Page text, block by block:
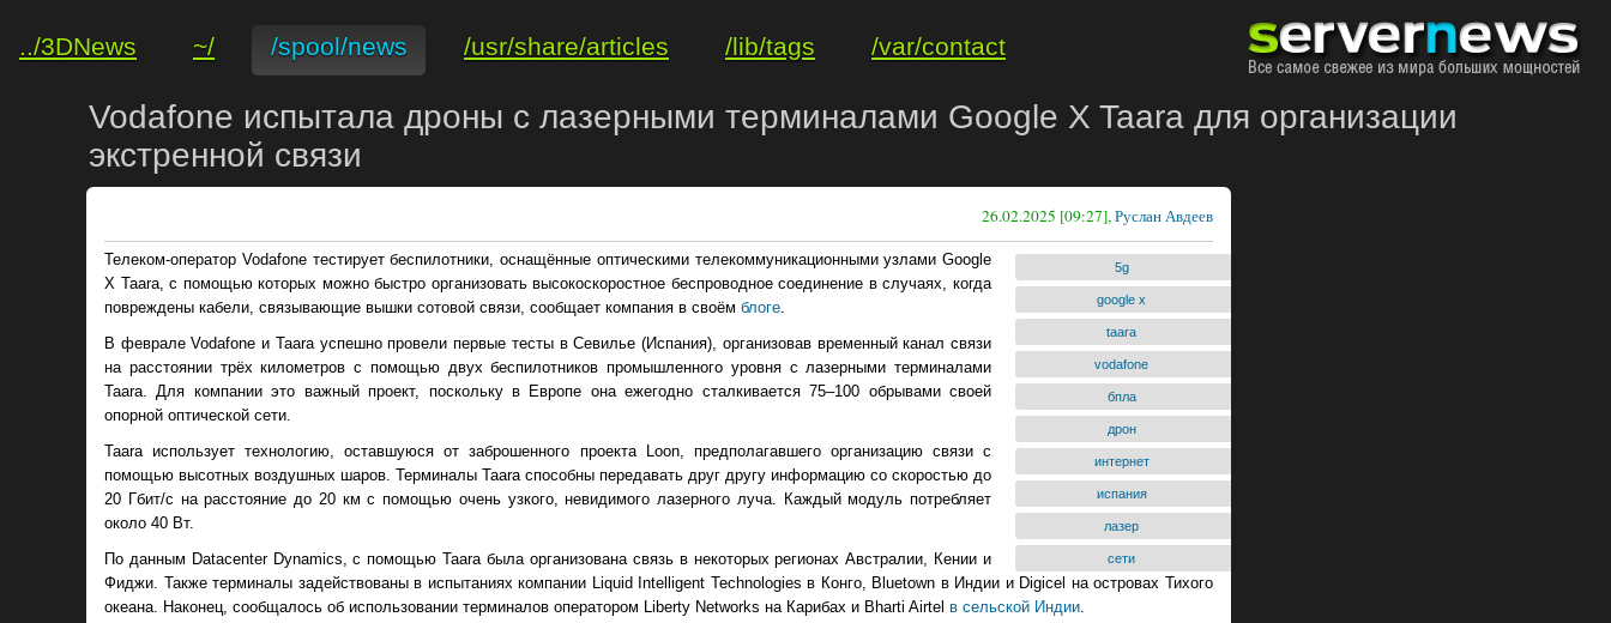
../3DNews ~/ /spool/news /usr/share/articles /lib/tags /var/contact
Vodafone испытала дроны с лазерными терминалами Google X Taara для организации
экстренной связи
26.02.2025 [09:27],Руслан Авдеев
5g
google x
taara
vodafone
бпла
дрон
интернет
испания
лазер
сети
Телеком-оператор Vodafone тестирует беспилотники, оснащённые оптическими телекоммуникационными узлами Google
X Taara, с помощью которых можно быстро организовать высокоскоростное беспроводное соединение в случаях, когда
повреждены кабели, связывающие вышки сотовой связи, сообщает компания в своём блоге.
В феврале Vodafone и Taara успешно провели первые тесты в Севилье (Испания), организовав временный канал связи
на расстоянии трёх километров с помощью двух беспилотников промышленного уровня с лазерными терминалами
Taara. Для компании это важный проект, поскольку в Европе она ежегодно сталкивается 75–100 обрывами своей
опорной оптической сети.
Taara использует технологию, оставшуюся от заброшенного проекта Loon, предполагавшего организацию связи с
помощью высотных воздушных шаров. Терминалы Taara способны передавать друг другу информацию со скоростью до
20 Гбит/с на расстояние до 20 км с помощью очень узкого, невидимого лазерного луча. Каждый модуль потребляет
около 40 Вт.
По данным Datacenter Dynamics, с помощью Taara была организована связь в некоторых регионах Австралии, Кении и
Фиджи. Также терминалы задействованы в испытаниях компании Liquid Intelligent Technologies в Конго, Bluetown в Индии и Digicel на островах Тихого
океана. Наконец, сообщалось об использовании терминалов оператором Liberty Networks на Карибах и Bharti Airtel в сельской Индии.